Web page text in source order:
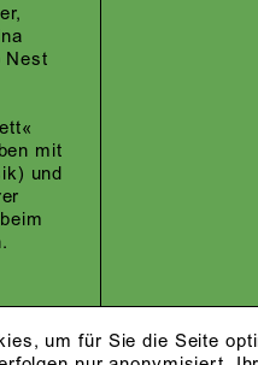
um für Sie die Seite
Nest
mit
und